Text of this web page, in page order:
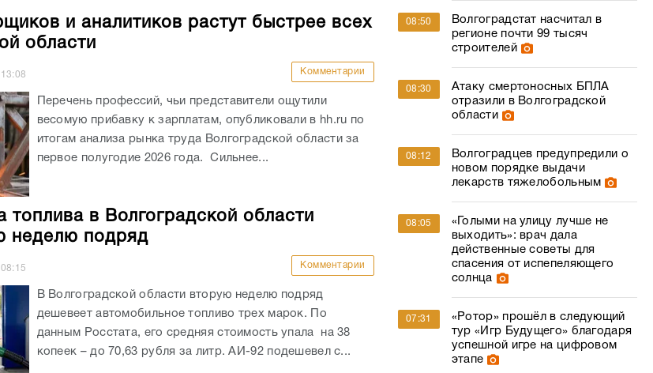
и аналитиков растут быстрее всех
области
13:08 Комментарии
Перечень профессий, чьи представители ощутили
весомую прибавку к зарплатам, опубликовали в hh.ru по
итогам анализа рынка труда Волгоградской области за
первое полугодие 2026 года. Сильнее...
топлива в Волгоградской области
неделю подряд
08:15 Комментарии
В Волгоградской области вторую неделю подряд
дешевеет автомобильное топливо трех марок. По
данным Росстата, его средняя стоимость упала на 38
копеек – до 70,63 рубля за литр. АИ-92 подешевел с...
08:50
Волгоградстат насчитал в
регионе почти 99 тысяч
строителей
08:30
Атаку смертоносных БПЛА
отразили в Волгоградской
области
08:12
Волгоградцев предупредили о
новом порядке выдачи
лекарств тяжелобольным
08:05
«Голыми на улицу лучше не
выходить»: врач дала
действенные советы для
спасения от испепеляющего
солнца
07:31
«Ротор» прошёл в следующий
тур «Игр Будущего» благодаря
успешной игре на цифровом
этапе